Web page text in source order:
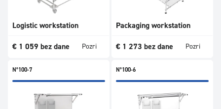
Logistic workstation
€ 1 059 bez dane Pozri
Packaging workstation
€ 1 273 bez dane Pozri
N°100-7 N°100-6